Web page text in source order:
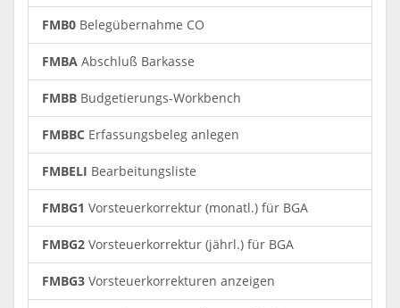
FMB0 Belegübernahme CO
FMBA Abschluß Barkasse
FMBB Budgetierungs-Workbench
FMBBC Erfassungsbeleg anlegen
FMBELI Bearbeitungsliste
FMBG1 Vorsteuerkorrektur (monatl.) für BGA
FMBG2 Vorsteuerkorrektur (jährl.) für BGA
FMBG3 Vorsteuerkorrekturen anzeigen